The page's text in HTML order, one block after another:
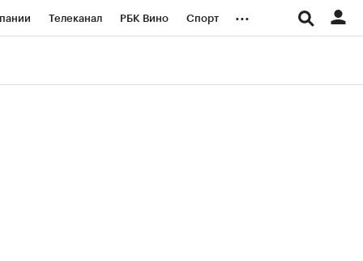
Телеканал РБК Вино Спорт ...